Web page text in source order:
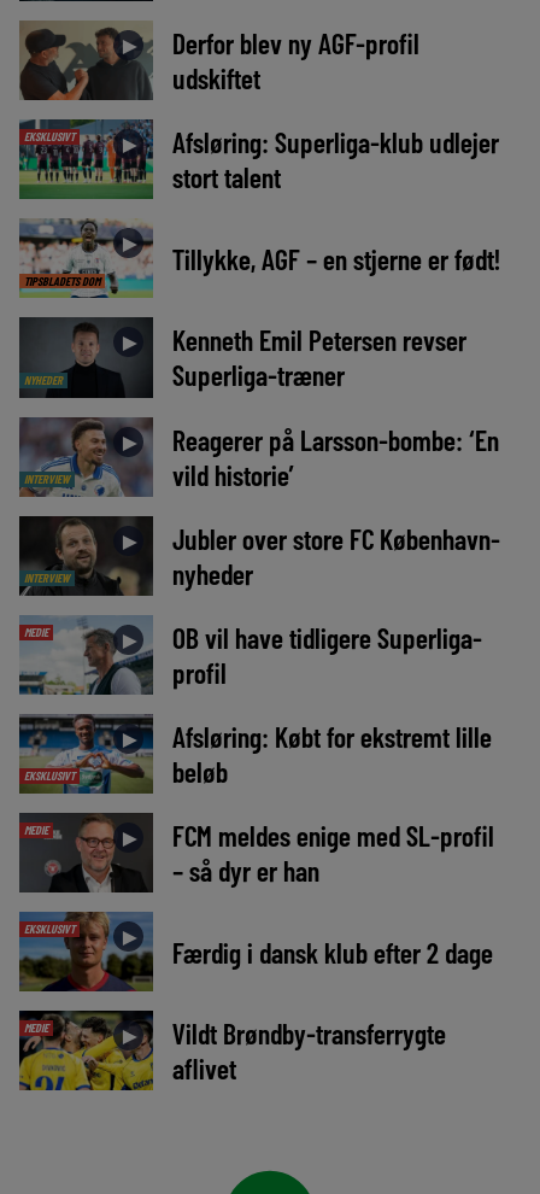
►
Derfor blev ny AGF-profil
udskiftet
EKSKLUSIVT ►
Afsløring: Superliga-klub udlejer
stort talent
TIPSBLADETS DOM
► Tillykke, AGF – en stjerne er født!
NYHEDER
►
Kenneth Emil Petersen revser
Superliga-træner
INTERVIEW
►
Reagerer på Larsson-bombe: ‘En
vild historie’
INTERVIEW
►
Jubler over store FC København-
nyheder
MEDIE ►
OB vil have tidligere Superliga-
profil
EKSKLUSIVT
►
Afsløring: Købt for ekstremt lille
beløb
MEDIE ►
FCM meldes enige med SL-profil
– så dyr er han
EKSKLUSIVT ► Færdig i dansk klub efter 2 dage
MEDIE ►
Vildt Brøndby-transferrygte
aflivet